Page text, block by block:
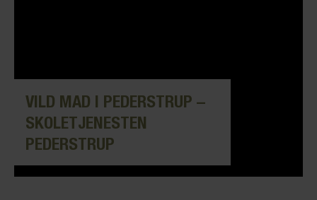
VILD MAD I PEDERSTRUP –
SKOLETJENESTEN
PEDERSTRUP